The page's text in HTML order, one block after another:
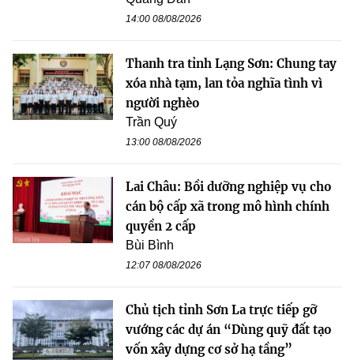
14:00 08/08/2026
Thanh tra tỉnh Lạng Sơn: Chung tay
xóa nhà tạm, lan tỏa nghĩa tình vì
người nghèo
Trần Quý
13:00 08/08/2026
Lai Châu: Bồi dưỡng nghiệp vụ cho
cán bộ cấp xã trong mô hình chính
quyền 2 cấp
Bùi Bình
12:07 08/08/2026
Chủ tịch tỉnh Sơn La trực tiếp gỡ
vướng các dự án “Dùng quỹ đất tạo
vốn xây dựng cơ sở hạ tầng”